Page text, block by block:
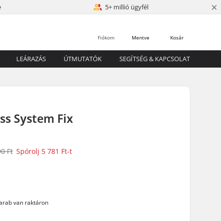
5+ millió ügyfél ×
Kosár
Mentve
Fiókom
LEÁRAZÁS ÚTMUTATÓK SEGÍTSÉG & KAPCSOLAT
System Fix
Ft Spórolj 5 781 Ft-t
van raktáron